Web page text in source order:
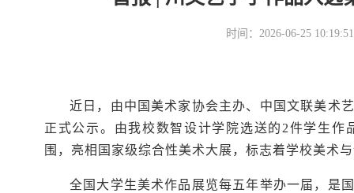
时间：2026-06-25
近日，由中国美术家协会主办、中国文联美术
正式公示。由我校数智设计学院选送的2件学生
围，亮相国家级综合性美术大展，标志着学校美术
全国大学生美术作品展览每五年举办一届，是